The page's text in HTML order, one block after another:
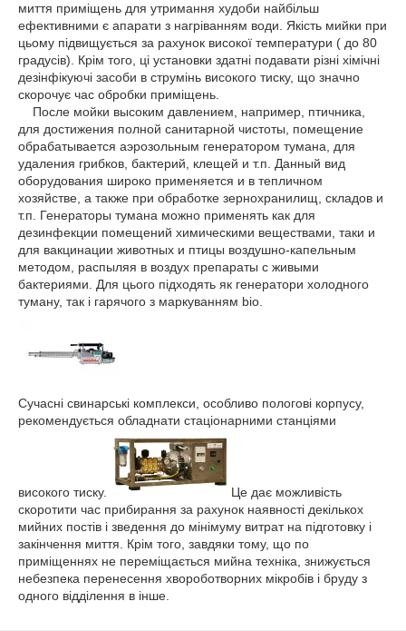
миття приміщень для утримання худоби найбільш
ефективними є апарати з нагріванням води. Якість мийки при
цьому підвищується за рахунок високої температури ( до 80
градусів). Крім того, ці установки здатні подавати різні хімічні
дезінфікуючі засоби в струмінь високого тиску, що значно
скорочує час обробки приміщень.
После мойки высоким давлением, например, птичника,
для достижения полной санитарной чистоты, помещение
обрабатывается аэрозольным генератором тумана, для
удаления грибков, бактерий, клещей и т.п. Данный вид
оборудования широко применяется и в тепличном
хозяйстве, а также при обработке зернохранилищ, складов и
т.п. Генераторы тумана можно применять как для
дезинфекции помещений химическими веществами, таки и
для вакцинации животных и птицы воздушно-капельным
методом, распыляя в воздух препараты с живыми
бактериями. Для цього підходять як генератори холодного
туману, так і гарячого з маркуванням bio.
Сучасні свинарські комплекси, особливо пологові корпусу,
рекомендується обладнати стаціонарними станціями
високого тиску.
Це дає можливість
скоротити час прибирання за рахунок наявності декількох
мийних постів і зведення до мінімуму витрат на підготовку і
закінчення миття. Крім того, завдяки тому, що по
приміщеннях не переміщається мийна техніка, знижується
небезпека перенесення хвороботворних мікробів і бруду з
одного відділення в інше.